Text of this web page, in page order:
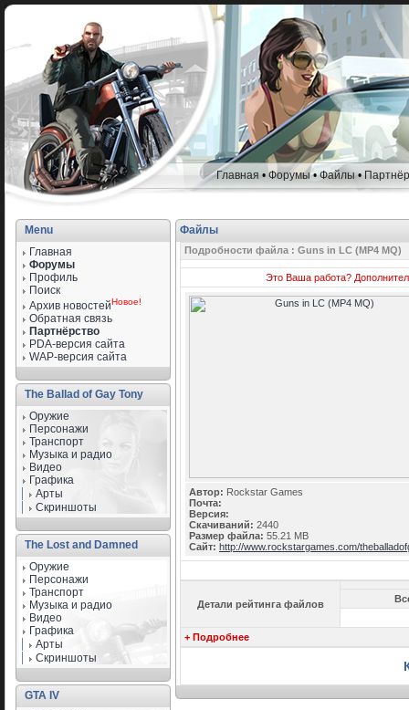
Главная • Форумы•Файлы•
Menu
Главная
Форумы
Профиль
Поиск
Архив новостейНовое!
Обратная связь
Партнёрство
PDA-версия сайта
WAP-версия сайта
The Ballad of Gay Tony
Оружие
Персонажи
Транспорт
Музыка и радио
Видео
Графика
Арты
Скриншоты
The Lost and Damned
Оружие
Персонажи
Транспорт
Музыка и радио
Видео
Графика
Арты
Скриншоты
GTA IV
Файлы
Подробности файла : Guns in LC (MP4 MQ)
Это Ваша работа?
Автор: Rockstar Games
Почта:
Версия:
Скачиваний: 2440
Размер файла: 55.21 MB
Сайт: http://www.rockstargames.com/
Детали рейтинга файлов
+ Подробнее